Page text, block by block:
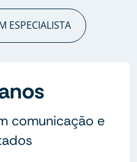
ESPECIALISTA
comunicação e